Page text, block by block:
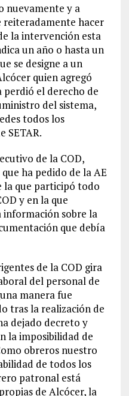
nuevamente y a
reiteradamente hacer
la intervención esta
un año o hasta un
se designe a un
quien agregó
perdió el derecho de
del sistema,
todos los
SETAR.
de la COD,
ha pedido de la AE
la que participó todo
y en la que
sobre la
que debía
de la COD gira
del personal de
manera fue
tras la realización de
dejado decreto y
la imposibilidad de
obreros nuestro
de todos los
patronal está
de Alcócer, la